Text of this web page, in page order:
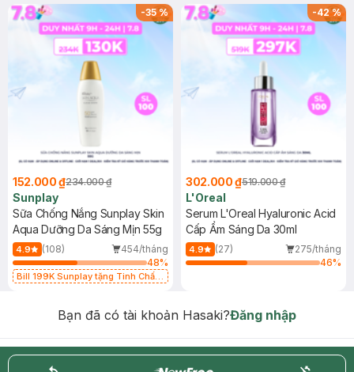
-35%
152.000 ₫234.000 ₫
Sunplay
Sữa Chống Nắng Sunplay Skin
Aqua Dưỡng Da Sáng Mịn 55g
4.9 (108)
454/tháng
48%
Bill 199K Sunplay tặng Tinh Chất
-42%
302.000 ₫519.000 ₫
L'Oreal
Serum L'Oreal Hyaluronic Acid
Cấp Ẩm Sáng Da 30ml
4.9 (27)
275/tháng
46%
Bạn đã có tài khoản Hasaki?Đăng nhập